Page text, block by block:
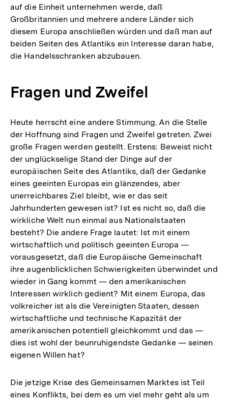
auf die Einheit unternehmen werde, daß
Großbritannien und mehrere andere Länder sich
diesem Europa anschließen würden und daß man auf
beiden Seiten des Atlantiks ein Interesse daran habe,
die Handelsschranken abzubauen.
Fragen und Zweifel
Heute herrscht eine andere Stimmung. An die Stelle
der Hoffnung sind Fragen und Zweifel getreten. Zwei
große Fragen werden gestellt. Erstens: Beweist nicht
der unglückselige Stand der Dinge auf der
europäischen Seite des Atlantiks, daß der Gedanke
eines geeinten Europas ein glänzendes, aber
unerreichbares Ziel bleibt, wie er das seit
Jahrhunderten gewesen ist? Ist es nicht so, daß die
wirkliche Welt nun einmal aus Nationalstaaten
besteht? Die andere Frage lautet: Ist mit einem
wirtschaftlich und politisch geeinten Europa —
vorausgesetzt, daß die Europäische Gemeinschaft
ihre augenblicklichen Schwierigkeiten überwindet und
wieder in Gang kommt — den amerikanischen
Interessen wirklich gedient? Mit einem Europa, das
volkreicher ist als die Vereinigten Staaten, dessen
wirtschaftliche und technische Kapazität der
amerikanischen potentiell gleichkommt und das —
dies ist wohl der beunruhigendste Gedanke — seinen
eigenen Willen hat?
Die jetzige Krise des Gemeinsamen Marktes ist Teil
eines Konflikts, bei dem es um viel mehr geht als um